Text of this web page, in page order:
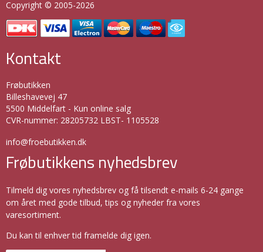
Copyright © 2005-2026
Kontakt
Frøbutikken
Billeshavevej 47
5500 Middelfart - Kun online salg
CVR-nummer: 28205732 LBST- 1105528
info@froebutikken.dk
Frøbutikkens nyhedsbrev
Tilmeld dig vores nyhedsbrev og få tilsendt e-mails 6-24 gange
om året med gode tilbud, tips og nyheder fra vores
varesortiment.
Du kan til enhver tid framelde dig igen.